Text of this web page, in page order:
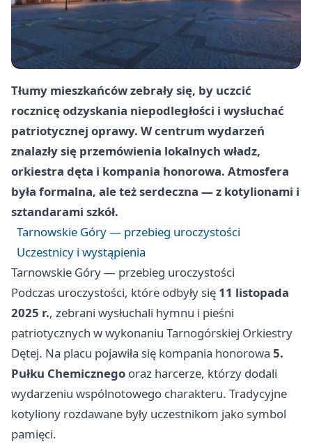
Tłumy mieszkańców zebrały się, by uczcić
rocznicę odzyskania niepodległości i wysłuchać
patriotycznej oprawy. W centrum wydarzeń
znalazły się przemówienia lokalnych władz,
orkiestra dęta i kompania honorowa. Atmosfera
była formalna, ale też serdeczna — z kotylionami i
sztandarami szkół.
Tarnowskie Góry — przebieg uroczystości
Uczestnicy i wystąpienia
Tarnowskie Góry — przebieg uroczystości
Podczas uroczystości, które odbyły się 11 listopada
2025 r., zebrani wysłuchali hymnu i pieśni
patriotycznych w wykonaniu Tarnogórskiej Orkiestry
Dętej. Na placu pojawiła się kompania honorowa 5.
Pułku Chemicznego oraz harcerze, którzy dodali
wydarzeniu wspólnotowego charakteru. Tradycyjne
kotyliony rozdawane były uczestnikom jako symbol
pamięci.